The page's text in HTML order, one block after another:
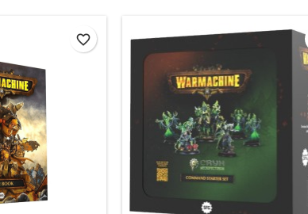
favorite_border